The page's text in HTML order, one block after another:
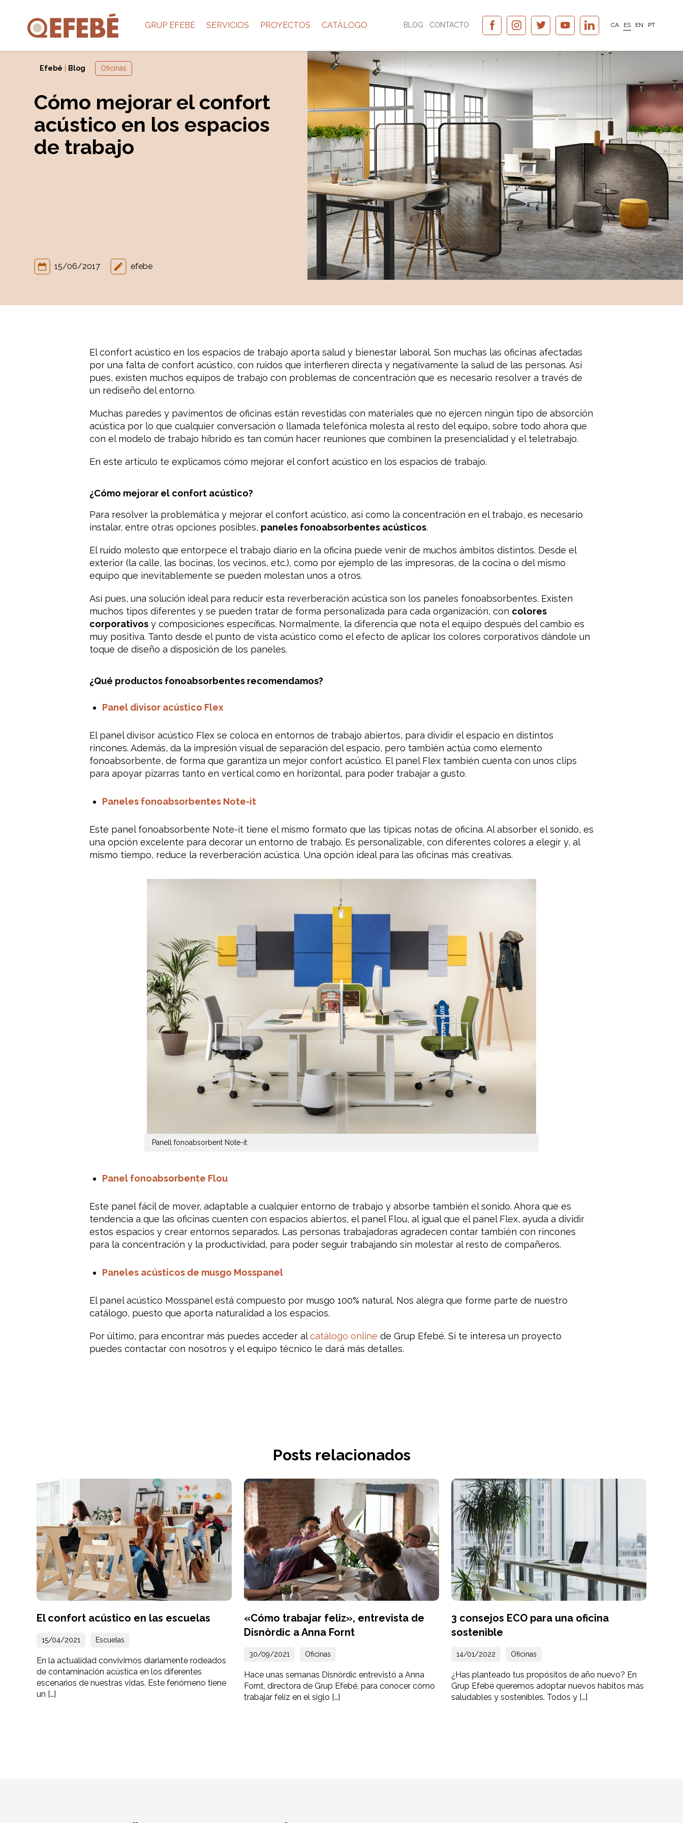
GRUP EFEBÉ SERVICIOS PROYECTOS CATÁLOGO BLOG CONTACTO CA ES EN PT
Efebé Blog Oficinas
Cómo mejorar el confort
acústico en los espacios
de trabajo
15/06/2017 efebe
El confort acústico en los espacios de trabajo aporta salud y bienestar laboral. Son muchas las oficinas afectadas
por una falta de confort acústico, con ruidos que interfieren directa y negativamente la salud de las personas. Así
pues, existen muchos equipos de trabajo con problemas de concentración que es necesario resolver a través de
un rediseño del entorno.
Muchas paredes y pavimentos de oficinas están revestidas con materiales que no ejercen ningún tipo de absorción
acústica por lo que cualquier conversación o llamada telefónica molesta al resto del equipo, sobre todo ahora que
con el modelo de trabajo híbrido es tan común hacer reuniones que combinen la presencialidad y el teletrabajo.
En este artículo te explicamos cómo mejorar el confort acústico en los espacios de trabajo.
¿Cómo mejorar el confort acústico?
Para resolver la problemática y mejorar el confort acústico, así como la concentración en el trabajo, es necesario
instalar, entre otras opciones posibles, paneles fonoabsorbentes acústicos.
El ruido molesto que entorpece el trabajo diario en la oficina puede venir de muchos ámbitos distintos. Desde el
exterior (la calle, las bocinas, los vecinos, etc.), como por ejemplo de las impresoras, de la cocina o del mismo
equipo que inevitablemente se pueden molestan unos a otros.
Así pues, una solución ideal para reducir esta reverberación acústica son los paneles fonoabsorbentes. Existen
muchos tipos diferentes y se pueden tratar de forma personalizada para cada organización, con colores
corporativosy composiciones específicas. Normalmente, la diferencia que nota el equipo después del cambio es
muy positiva. Tanto desde el punto de vista acústico como el efecto de aplicar los colores corporativos dándole un
toque de diseño a disposición de los paneles.
¿Qué productos fonoabsorbentes recomendamos?
Panel divisor acústico Flex
El panel divisor acústico Flex se coloca en entornos de trabajo abiertos, para dividir el espacio en distintos
rincones. Además, da la impresión visual de separación del espacio, pero también actúa como elemento
fonoabsorbente, de forma que garantiza un mejor confort acústico. El panel Flex también cuenta con unos clips
para apoyar pizarras tanto en vertical como en horizontal, para poder trabajar a gusto.
Paneles fonoabsorbentes Note-it
Este panel fonoabsorbente Note-it tiene el mismo formato que las típicas notas de oficina. Al absorber el sonido, es
una opción excelente para decorar un entorno de trabajo. Es personalizable, con diferentes colores a elegir y, al
mismo tiempo, reduce la reverberación acústica. Una opción ideal para las oficinas más creativas.
Panell fonoabsorbent Note-it
Panel fonoabsorbente Flou
Este panel fácil de mover, adaptable a cualquier entorno de trabajo y absorbe también el sonido. Ahora que es
tendencia a que las oficinas cuenten con espacios abiertos, el panel Flou, al igual que el panel Flex, ayuda a dividir
estos espacios y crear entornos separados. Las personas trabajadoras agradecen contar también con rincones
para la concentración y la productividad, para poder seguir trabajando sin molestar al resto de compañeros.
Paneles acústicos de musgo Mosspanel
El panel acústico Mosspanel está compuesto por musgo 100% natural. Nos alegra que forme parte de nuestro
catálogo, puesto que aporta naturalidad a los espacios.
Por último, para encontrar más puedes acceder alcatálogo online de Grup Efebé. Si te interesa un proyecto
puedes contactar con nosotros y el equipo técnico le dará más detalles.
Posts relacionados
El confort acústico en las escuelas
15/04/2021 Escuelas
En la actualidad convivimos diariamente rodeados
de contaminación acústica en los diferentes
escenarios de nuestras vidas. Este fenómeno tiene
un […]
«Cómo trabajar feliz», entrevista de
Disnòrdic a Anna Fornt
30/09/2021 Oficinas
Hace unas semanas Disnòrdic entrevistó a Anna
Fornt, directora de Grup Efebé, para conocer cómo
trabajar feliz en el siglo […]
3 consejos ECO para una oficina
sostenible
14/01/2022 Oficinas
¿Has planteado tus propósitos de año nuevo? En
Grup Efebé queremos adoptar nuevos hábitos más
saludables y sostenibles. Todos y […]